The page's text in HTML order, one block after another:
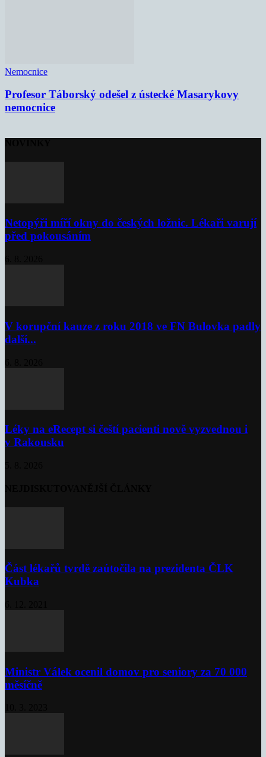
Nemocnice
Profesor Táborský odešel z ústecké Masarykovy
nemocnice
Netopýři míří okny do českých ložnic. Lékaři varují
před pokousáním
V korupční kauze z roku 2018 ve FN Bulovka padly
další...
Léky na eRecept si čeští pacienti nově vyzvednou i
v Rakousku
Část lékařů tvrdě zaútočila na prezidenta ČLK
Kubka
Ministr Válek ocenil domov pro seniory za 70 000
měsíčně